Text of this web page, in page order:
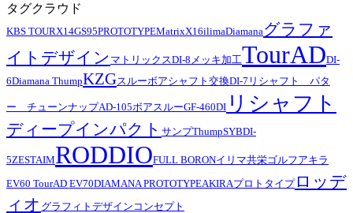
タグクラウド
KBS TOURX14GS95PROTOTYPEMatrixX16ilimaDiamanaグラファ
イトデザイン マトリックスDI-8 メッキ加工TourADDI-
6Diamana ThumpKZGスルーボアシャフト交換DI-7 リシャフト パタ
ー チューンナップAD-105ボアスルーGF-460DI リシャフト
ディープインパクト サンプThumpSYBDI-
5ZESTAIMRODDIOFULL BORONイリマ共栄ゴルフアキラ
EV60 TourAD EV70DIAMANA PROTOTYPEAKIRAプロトタイプロッデ
ィオ グラフィトデザイン コンセプト